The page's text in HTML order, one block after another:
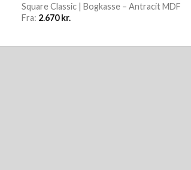
Square Classic | Bogkasse – Antracit MDF
Fra: 2.670kr.